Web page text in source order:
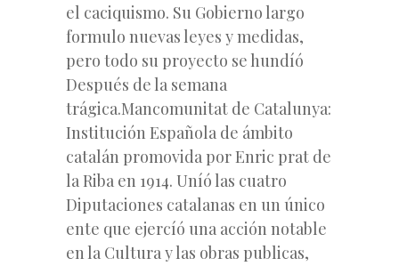
el caciquismo. Su Gobierno largo
formulo nuevas leyes y medidas,
pero todo su proyecto se hundíó
Después de la semana
trágica.Mancomunitat de Catalunya:
Institución Española de ámbito
catalán promovida por Enric prat de
la Riba en 1914. Uníó las cuatro
Diputaciones catalanas en un único
ente que ejercíó una acción notable
en la Cultura y las obras publicas,